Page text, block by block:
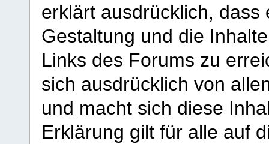
erklärt ausdrücklich,
Gestaltung und die
Links des Forums zu
sich ausdrücklich von
und macht sich diese
Erklärung gilt für alle auf